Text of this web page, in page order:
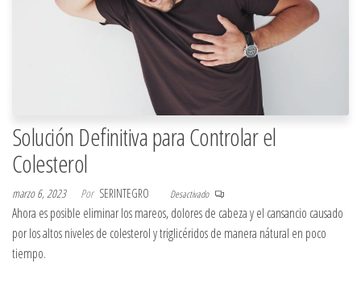
Solución Definitiva para Controlar el
Colesterol
marzo 6, 2023 Por SERINTEGRO Desactivado
Ahora es posible eliminar los mareos, dolores de cabeza y el cansancio causado
por los altos niveles de colesterol y triglicéridos de manera nátural en poco
tiempo.